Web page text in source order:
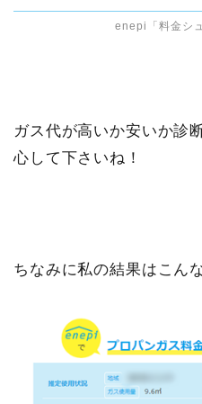
enepi「料金シ
ガス代が高いか安いか診
心して下さいね！
ちなみに私の結果はこん